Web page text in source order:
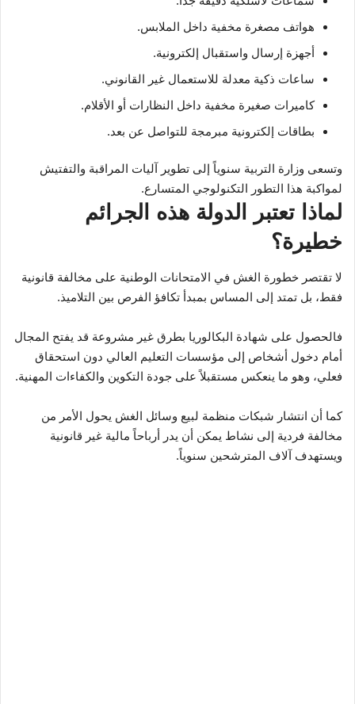
هواتف مصغرة مخفية داخل الملابس.
أجهزة إرسال واستقبال إلكترونية.
ساعات ذكية معدلة للاستعمال غير القانوني.
كاميرات صغيرة مخفية داخل النظارات أو الأقلام.
بطاقات إلكترونية مبرمجة للتواصل عن بعد.
وتسعى وزارة التربية سنوياً إلى تطوير آليات المراقبة والتفتيش
لمواكبة هذا التطور التكنولوجي المتسارع.
لماذا تعتبر الدولة هذه الجرائم
خطيرة؟
لا تقتصر خطورة الغش في الامتحانات الوطنية على مخالفة قانونية
فقط، بل تمتد إلى المساس بمبدأ تكافؤ الفرص بين التلاميذ.
فالحصول على شهادة البكالوريا بطرق غير مشروعة قد يفتح المجال
أمام دخول أشخاص إلى مؤسسات التعليم العالي دون استحقاق
فعلي، وهو ما ينعكس مستقبلاً على جودة التكوين والكفاءات المهنية.
كما أن انتشار شبكات منظمة لبيع وسائل الغش يحول الأمر من
مخالفة فردية إلى نشاط يمكن أن يدر أرباحاً مالية غير قانونية
ويستهدف آلاف المترشحين سنوياً.